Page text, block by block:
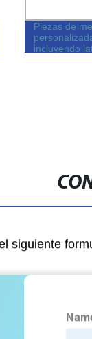
Piezas de
incluyendo
siguiente